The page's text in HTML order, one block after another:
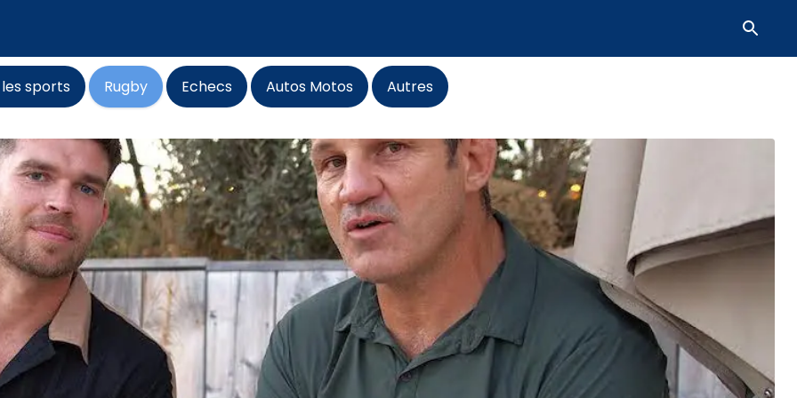
sports Rugby Echecs Autos Motos Autres